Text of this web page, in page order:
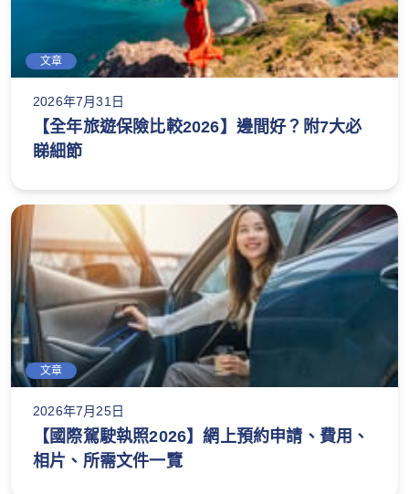
文章
2026年7月31日
【全年旅遊保險比較2026】邊間好？附7大必
睇細節
文章
2026年7月25日
【國際駕駛執照2026】網上預約申請、費用、
相片、所需文件一覽